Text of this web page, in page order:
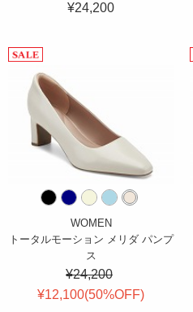
¥24,200
WOMEN
トータルモーション メリダ パンプ
ス
¥24,200
¥12,100(50%OFF)